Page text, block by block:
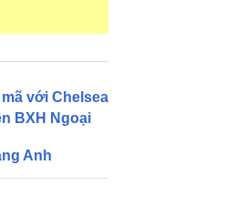
với Chelsea
BXH Ngoại
Anh